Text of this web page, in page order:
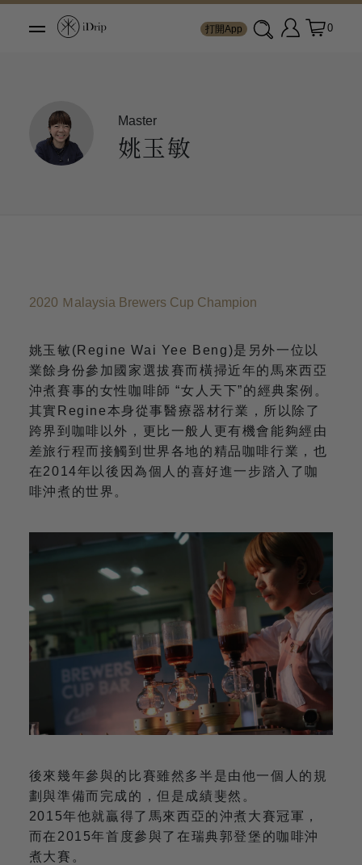
打開App 0
Master
姚玉敏
2020 Ｍalaysia Brewers Cup Champion
姚玉敏(Regine Wai Yee Beng)是另外一位以
業餘身份參加國家選拔賽而橫掃近年的馬來西亞
沖煮賽事的女性咖啡師 “女人天下”的經典案例。
其實Regine本身從事醫療器材行業，所以除了
跨界到咖啡以外，更比一般人更有機會能夠經由
差旅行程而接觸到世界各地的精品咖啡行業，也
在2014年以後因為個人的喜好進一步踏入了咖
啡沖煮的世界。
後來幾年參與的比賽雖然多半是由他一個人的規
劃與準備而完成的，但是成績斐然。
2015年他就贏得了馬來西亞的沖煮大賽冠軍，
而在2015年首度參與了在瑞典郭登堡的咖啡沖
煮大賽。